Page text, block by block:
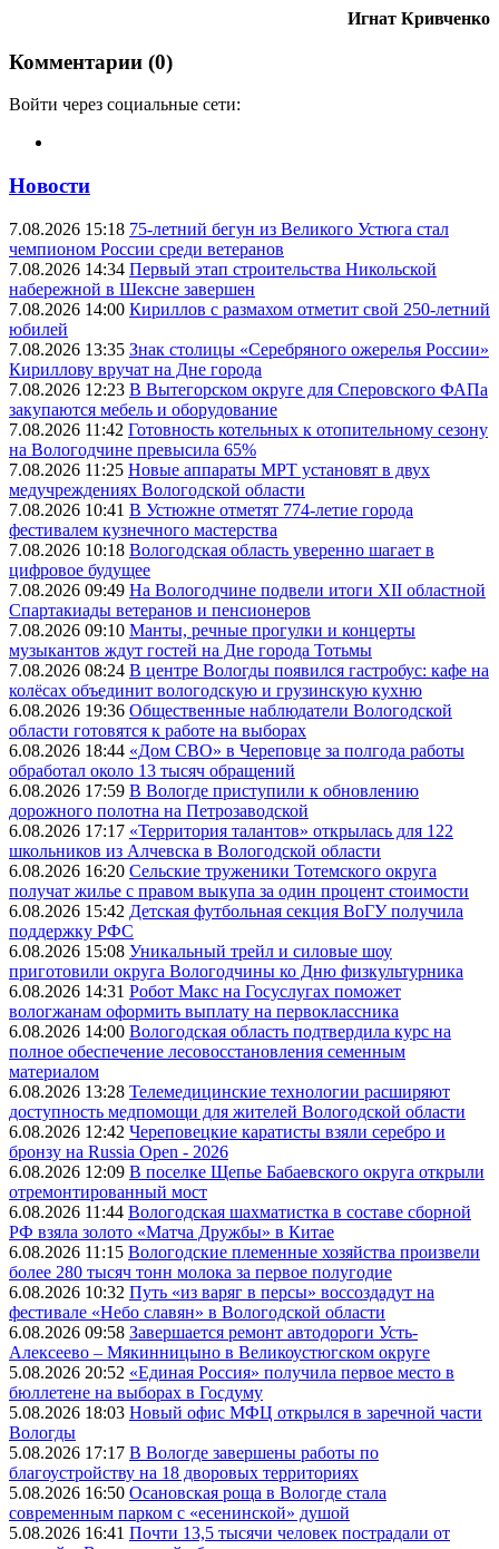
Игнат Кривченко
Комментарии (0)
Войти через социальные сети:
Новости
7.08.2026 15:18 75-летний бегун из Великого Устюга стал
чемпионом России среди ветеранов
7.08.2026 14:34 Первый этап строительства Никольской
набережной в Шексне завершен
7.08.2026 14:00 Кириллов с размахом отметит свой 250-летний
юбилей
7.08.2026 13:35 Знак столицы «Серебряного ожерелья России»
Кириллову вручат на Дне города
7.08.2026 12:23 В Вытегорском округе для Сперовского ФАПа
закупаются мебель и оборудование
7.08.2026 11:42 Готовность котельных к отопительному сезону
на Вологодчине превысила 65%
7.08.2026 11:25 Новые аппараты МРТ установят в двух
медучреждениях Вологодской области
7.08.2026 10:41 В Устюжне отметят 774-летие города
фестивалем кузнечного мастерства
7.08.2026 10:18 Вологодская область уверенно шагает в
цифровое будущее
7.08.2026 09:49 На Вологодчине подвели итоги XII областной
Спартакиады ветеранов и пенсионеров
7.08.2026 09:10 Манты, речные прогулки и концерты
музыкантов ждут гостей на Дне города Тотьмы
7.08.2026 08:24 В центре Вологды появился гастробус: кафе на
колёсах объединит вологодскую и грузинскую кухню
6.08.2026 19:36 Общественные наблюдатели Вологодской
области готовятся к работе на выборах
6.08.2026 18:44 «Дом СВО» в Череповце за полгода работы
обработал около 13 тысяч обращений
6.08.2026 17:59 В Вологде приступили к обновлению
дорожного полотна на Петрозаводской
6.08.2026 17:17 «Территория талантов» открылась для 122
школьников из Алчевска в Вологодской области
6.08.2026 16:20 Сельские труженики Тотемского округа
получат жилье с правом выкупа за один процент стоимости
6.08.2026 15:42 Детская футбольная секция ВоГУ получила
поддержку РФС
6.08.2026 15:08 Уникальный трейл и силовые шоу
приготовили округа Вологодчины ко Дню физкультурника
6.08.2026 14:31 Робот Макс на Госуслугах поможет
вологжанам оформить выплату на первоклассника
6.08.2026 14:00 Вологодская область подтвердила курс на
полное обеспечение лесовосстановления семенным
материалом
6.08.2026 13:28 Телемедицинские технологии расширяют
доступность медпомощи для жителей Вологодской области
6.08.2026 12:42 Череповецкие каратисты взяли серебро и
бронзу на Russia Open - 2026
6.08.2026 12:09 В поселке Щепье Бабаевского округа открыли
отремонтированный мост
6.08.2026 11:44 Вологодская шахматистка в составе сборной
РФ взяла золото «Матча Дружбы» в Китае
6.08.2026 11:15 Вологодские племенные хозяйства произвели
более 280 тысяч тонн молока за первое полугодие
6.08.2026 10:32 Путь «из варяг в персы» воссоздадут на
фестивале «Небо славян» в Вологодской области
6.08.2026 09:58 Завершается ремонт автодороги Усть-
Алексеево – Мякинницыно в Великоустюгском округе
5.08.2026 20:52 «Единая Россия» получила первое место в
бюллетене на выборах в Госдуму
5.08.2026 18:03 Новый офис МФЦ открылся в заречной части
Вологды
5.08.2026 17:17 В Вологде завершены работы по
благоустройству на 18 дворовых территориях
5.08.2026 16:50 Осановская роща в Вологде стала
современным парком с «есенинской» душой
5.08.2026 16:41 Почти 13,5 тысячи человек пострадали от